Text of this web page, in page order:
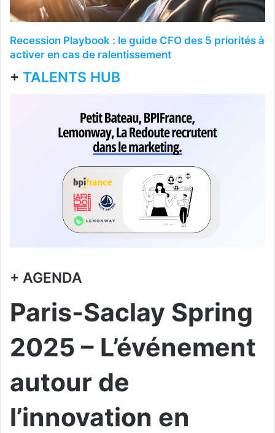
Recession Playbook : le guide CFO des 5 priorités à
activer en cas de ralentissement
+ TALENTS HUB
+ AGENDA
Paris-Saclay Spring
2025 – L’événement
autour de
l’innovation en